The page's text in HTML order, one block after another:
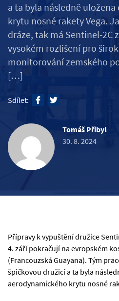
a ta byla následně
krytu nosné rakety Vega.
dráze, tak má Sentinel-2C
vysokém rozlišení pro
monitorování zemského
[…]
Sdílet:
Tomáš Přibyl
30. 8. 2024
Přípravy k vypuštění družice
4. září pokračují na evropském
(Francouzská Guayana). Tým
špičkovou družicí a ta byla
aerodynamického krytu nosné